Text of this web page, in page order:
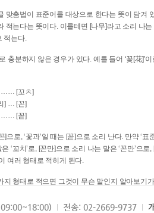
맞춤법이 표준어를 대상으로 한다는 뜻이 담겨
소리 나는 표준어는 ‘나무’로 적
적는다.
충분하지 않은 경우가 있다. 예를 들어 ‘꽃[花]’
[꼬ㅊ]
] … [꼰]
[꼳]
]으로, ‘꽃과’일 때는 [꼳]으로 소리 난다. 만약 ‘
, [꼳꽈]로 소리 나는 말
여러 형태로 적히게 된다.
형태로 적으면 그것이 무슨 말인지 알아보기
.
전송: 02-2669-9737